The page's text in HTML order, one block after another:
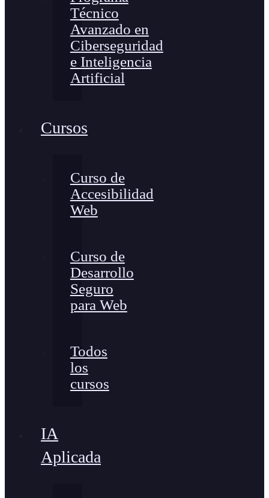
Técnico
Avanzado en
Ciberseguridad
e Inteligencia
Artificial
Cursos
Curso de
Accesibilidad
Web
Curso de
Desarrollo
Seguro
para Web
Todos
los
cursos
IA
Aplicada